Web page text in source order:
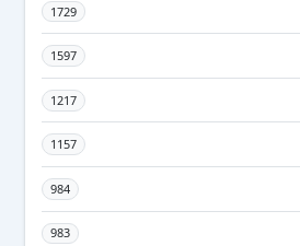
1729
1597
1217
1157
984
983